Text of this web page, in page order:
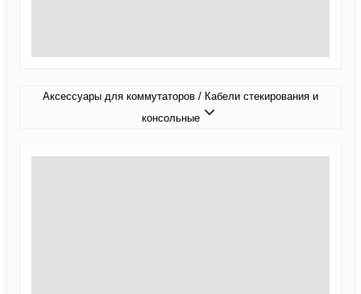
Аксессуары для коммутаторов / Кабели стекирования и
консольные